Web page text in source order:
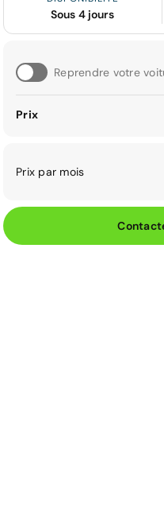
Sous 4 jours
Reprendre votre
Prix
Prix par mois